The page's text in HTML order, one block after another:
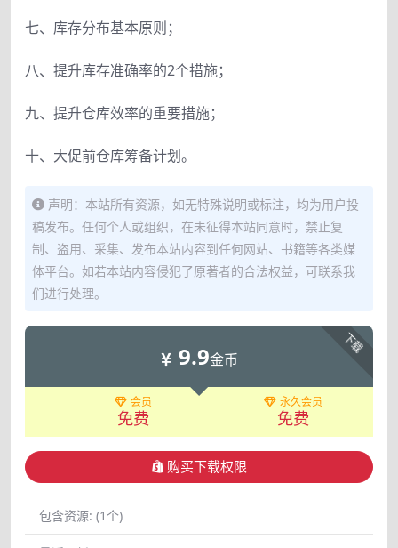
七、库存分布基本原则；
八、提升库存准确率的2个措施；
九、提升仓库效率的重要措施；
十、大促前仓库筹备计划。
声明：本站所有资源，如无特殊说明或标注，均为用户投
稿发布。任何个人或组织，在未征得本站同意时，禁止复
制、盗用、采集、发布本站内容到任何网站、书籍等各类媒
体平台。如若本站内容侵犯了原著者的合法权益，可联系我
们进行处理。
下载
9.9金币
会员
免费
永久会员
免费
购买下载权限
包含资源: (1个)